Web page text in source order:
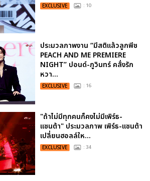
EXCLUSIVE : 10
ประมวลภาพงาน “มีสติแล้วลูกพีช
PEACH AND ME PREMIERE
NIGHT” ปอนด์-ภูวินทร์ คลั่งรัก
หวา...
EXCLUSIVE : 16
"ถ้าไม่มีทุกคนก็คงไม่มีเพิร์ธ-
แซนต้า" ประมวลภาพ เพิร์ธ-แซนต้า
เปลี่ยนฮอลล์ให...
EXCLUSIVE : 34